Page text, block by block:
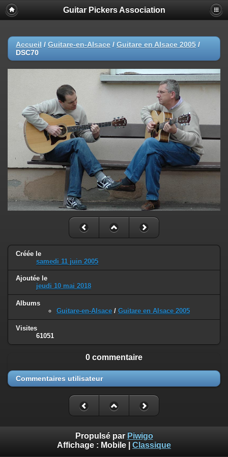
Guitar Pickers Association
Accueil / Guitare-en-Alsace / Guitare en Alsace 2005 /
DSC70
Créée le
samedi 11 juin 2005
Ajoutée le
jeudi 10 mai 2018
Albums
Guitare-en-Alsace / Guitare en Alsace 2005
Visites
61051
0 commentaire
Commentaires utilisateur
Propulsé par Piwigo
Affichage : Mobile Classique